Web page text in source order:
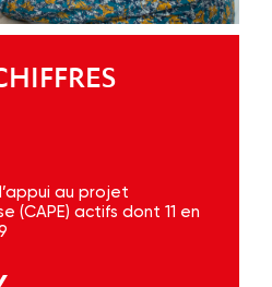
au projet
(CAPE) actifs dont 11 en